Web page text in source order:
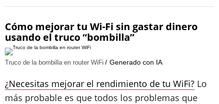
Cómo mejorar tu Wi-Fi sin gastar dinero
usando el truco “bombilla”
Truco de la bombilla en router WiFi Generado con IA
¿Necesitas mejorar el rendimiento de tu WiFi? Lo
más probable es que todos los problemas que